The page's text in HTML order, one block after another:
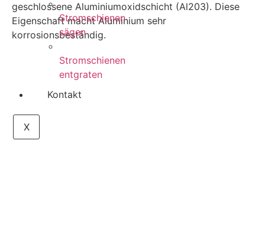
Stromschienen
sägen
Stromschienen
entgraten
Kontakt
X
geschlossene Aluminiumoxidschicht (Al203). Diese
Eigenschaft macht Aluminium sehr
korrosionsbeständig.